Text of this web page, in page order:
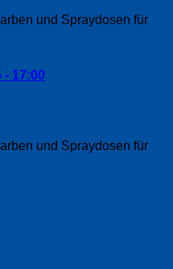
und Spraydosen für
- 17:00
und Spraydosen für